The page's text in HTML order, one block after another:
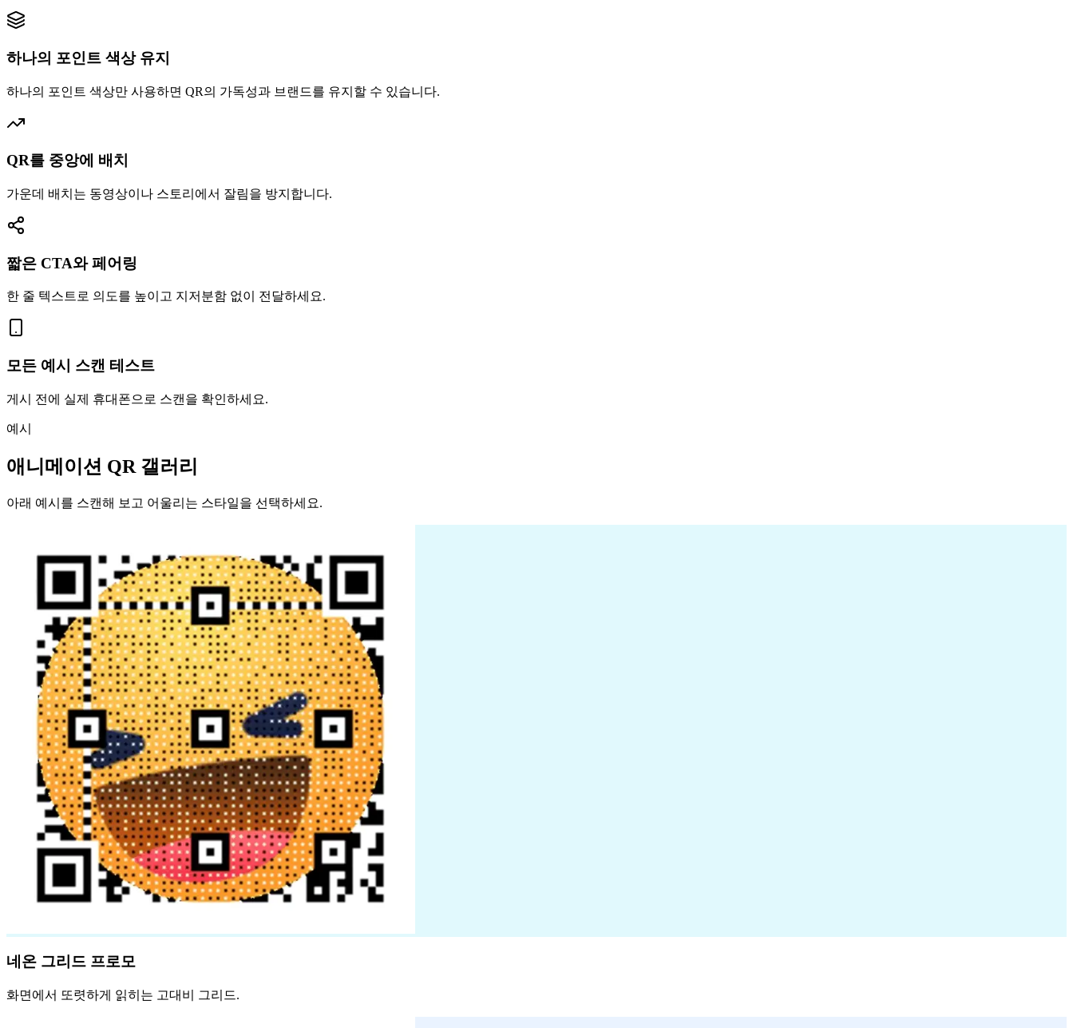
하나의 포인트 색상 유지
하나의 포인트 색상만 사용하면 QR의 가독성과 브랜드를 유지할 수 있습니다.
QR를 중앙에 배치
가운데 배치는 동영상이나 스토리에서 잘림을 방지합니다.
짧은 CTA와 페어링
한 줄 텍스트로 의도를 높이고 지저분함 없이 전달하세요.
모든 예시 스캔 테스트
게시 전에 실제 휴대폰으로 스캔을 확인하세요.
예시
애니메이션 QR 갤러리
아래 예시를 스캔해 보고 어울리는 스타일을 선택하세요.
네온 그리드 프로모
화면에서 또렷하게 읽히는 고대비 그리드.